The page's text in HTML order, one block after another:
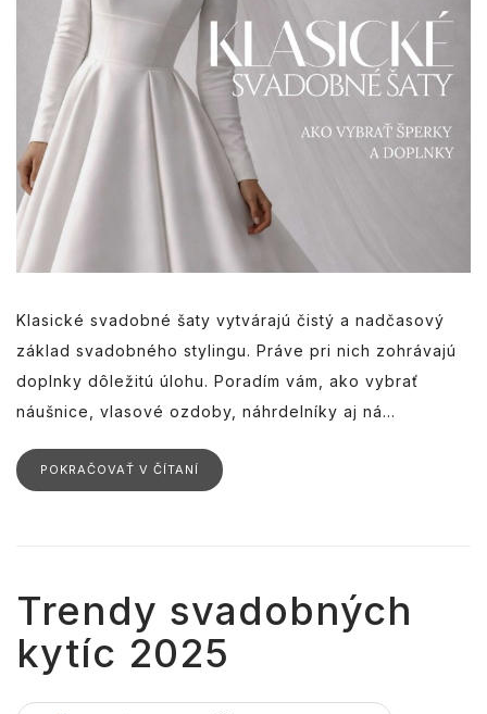
Klasické svadobné šaty vytvárajú čistý a nadčasový
základ svadobného stylingu. Práve pri nich zohrávajú
doplnky dôležitú úlohu. Poradím vám, ako vybrať
náušnice, vlasové ozdoby, náhrdelníky aj ná...
POKRAČOVAŤ V ČÍTANÍ
Trendy svadobných
kytíc 2025